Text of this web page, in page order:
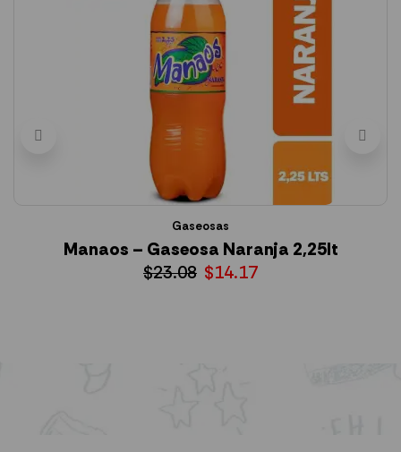
Gaseosas
Manaos – Gaseosa Naranja 2,25lt
$23.08 $14.17